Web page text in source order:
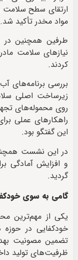
ارتقای سطح
مواد مخدر تأکید شد.
طرفین همچنین در
نیازهای سلامت
کردند.
بررسی برنامه‌های
زیرساخت اصلی
روی محموله‌های
راهکارهای عملی
این گفتگو بود.
در این نشست
و افزایش آمادگی
گردید.
گامی به سوی
یکی از مهم‌ترین
خودکفایی در
تضمین مصونیت
ظرفیت‌های تولید